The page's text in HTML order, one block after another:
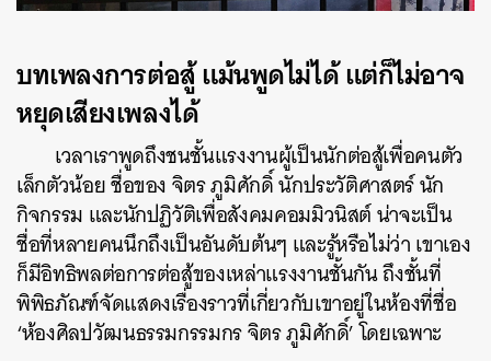
บทเพลงการต่อสู้ แม้นพูดไม่ได้ แต่ก็ไม่อาจ
หยุดเสียงเพลงได้
เวลาเราพูดถึงชนชั้นแรงงานผู้เป็นนักต่อสู้เพื่อคนตัว
เล็กตัวน้อย ชื่อของ จิตร ภูมิศักดิ์ นักประวัติศาสตร์ นัก
กิจกรรม และนักปฏิวัติเพื่อสังคมคอมมิวนิสต์ น่าจะเป็น
ชื่อที่หลายคนนึกถึงเป็นอันดับต้นๆ และรู้หรือไม่ว่า เขาเอง
ก็มีอิทธิพลต่อการต่อสู้ของเหล่าแรงงานชั้นกัน ถึงชั้นที่
พิพิธภัณฑ์จัดแสดงเรื่องราวที่เกี่ยวกับเขาอยู่ในห้องที่ชื่อ
‘ห้องศิลปวัฒนธรรมกรรมกร จิตร ภูมิศักดิ์’ โดยเฉพาะ